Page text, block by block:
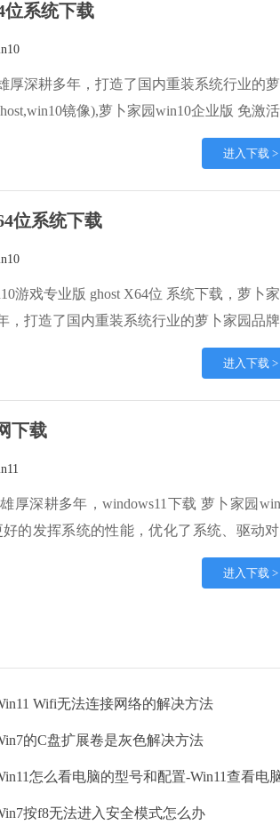
位系统下载
厚深耕多年，打造了国内重装系统行业的
镜像),萝卜家园win10企业版 免激
下载,其系统口碑得到许多人认可，积累了广
是一款稳定流畅的系统,一直以来都以用户
的萝卜家园
进入下载 >
位系统下载
游戏专业版 ghost X64位 系统下载，萝卜
，打造了国内重装系统行业的萝卜家园品
了广大的用户群体，萝卜家园win10纯净版
用户为中心，是由萝卜家园win10团队推出
内用户的习惯，做
进入下载 >
下载
厚深耕多年，windows11下载 萝卜家园
的发挥系统的性能，优化了系统、驱动
系统中运行得更加流畅，加固了系统安
公上跑分表现都是非常优秀，完美的兼容各
进入下载 >
Wifi无法连接网络的解决方法
的C盘扩展卷是灰色解决方法
怎么看电脑的型号和配置-Win11查看电脑型号和配置的方
按f8无法进入安全模式怎么办